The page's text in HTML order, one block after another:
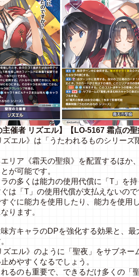
主催者 リズエル】【LO-5167 霜点の
ズエル》は「うたわれるものシリー
リア《霜天の聖痕》を配置するほか
が可能です。
の多くは能力の使用代償に「T」を
は「T」の使用代償が支払えないの
ぐに能力を使用したり、能力を使用
ります。
味方キャラのDPを強化する効果と、
ズエル》のように「聖夜」をサブネ
めやすくなるでしょう。
るのも重要で、できるだけ多くの「